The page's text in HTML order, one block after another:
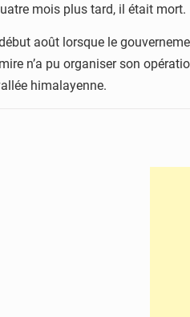
mois plus tard, il était mort.
août lorsque le
n’a pu organiser son
himalayenne.